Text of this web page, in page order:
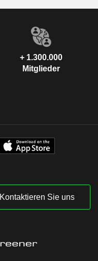
+ 1.300.000
Mitglieder
Kontaktieren Sie uns